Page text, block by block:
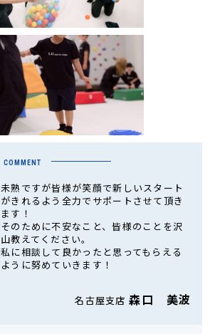
COMMENT
未熟ですが皆様が笑顔で新しいスタート
がきれるよう全力でサポートさせて頂き
ます！
そのために不安なこと、皆様のことを沢
山教えてください。
私に相談して良かったと思ってもらえる
ように努めていきます！
名古屋支店森口 美波